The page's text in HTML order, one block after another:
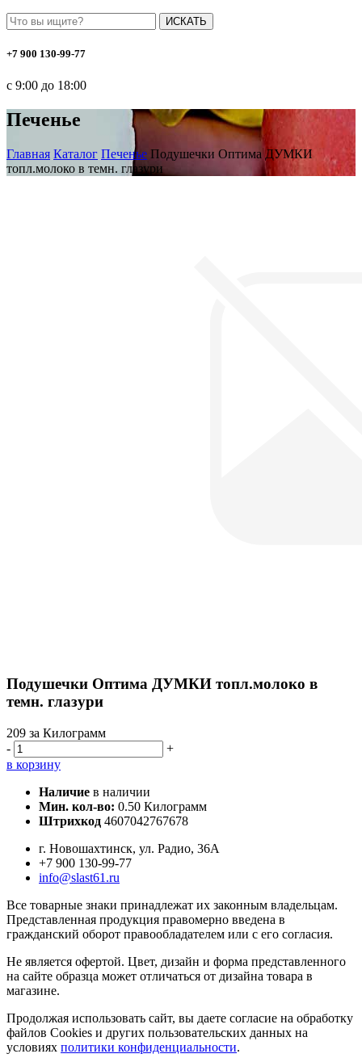
ИСКАТЬ
+7 900 130-99-77
с 9:00 до 18:00
Печенье
Главная Каталог Печенье Подушечки Оптима ДУМКИ
топл.молоко в темн. глазури
Подушечки Оптима ДУМКИ топл.молоко в
темн. глазури
209 за Килограмм
-
+
в корзину
Наличие в наличии
Мин. кол-во: 0.50 Килограмм
Штрихкод 4607042767678
г. Новошахтинск, ул. Радио, 36А
+7 900 130-99-77
info@slast61.ru
Все товарные знаки принадлежат их законным владельцам.
Представленная продукция правомерно введена в
гражданский оборот правообладателем или с его согласия.
Не является офертой. Цвет, дизайн и форма представленного
на сайте образца может отличаться от дизайна товара в
магазине.
Продолжая использовать сайт, вы даете согласие на обработку
файлов Cookies и других пользовательских данных на
условиях политики конфиденциальности.